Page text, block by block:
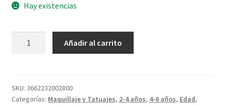
Hay existencias
cantidad
Añadir al carrito
SKU: 3662232002800
Categorías: Maquillaje y Tatuajes, 2-4 años, 4-6 años, Edad,